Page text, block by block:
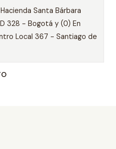
Hacienda Santa Bárbara
328 - Bogotá y (0) En
Local 367 - Santiago de